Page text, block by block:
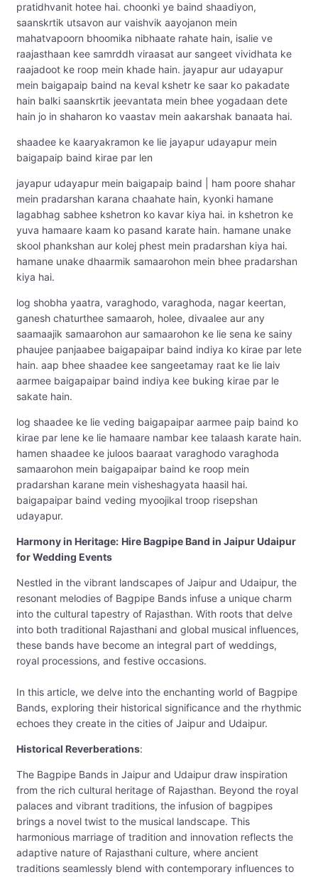
pratidhvanit hotee hai. choonki ye baind shaadiyon,
saanskrtik utsavon aur vaishvik aayojanon mein
mahatvapoorn bhoomika nibhaate rahate hain, isalie ve
raajasthaan kee samrddh viraasat aur sangeet vividhata ke
raajadoot ke roop mein khade hain. jayapur aur udayapur
mein baigapaip baind na keval kshetr ke saar ko pakadate
hain balki saanskrtik jeevantata mein bhee yogadaan dete
hain jo in shaharon ko vaastav mein aakarshak banaata hai.
shaadee ke kaaryakramon ke lie jayapur udayapur mein
baigapaip baind kirae par len
jayapur udayapur mein baigapaip baind | ham poore shahar
mein pradarshan karana chaahate hain, kyonki hamane
lagabhag sabhee kshetron ko kavar kiya hai. in kshetron ke
yuva hamaare kaam ko pasand karate hain. hamane unake
skool phankshan aur kolej phest mein pradarshan kiya hai.
hamane unake dhaarmik samaarohon mein bhee pradarshan
kiya hai.
log shobha yaatra, varaghodo, varaghoda, nagar keertan,
ganesh chaturthee samaaroh, holee, divaalee aur any
saamaajik samaarohon aur samaarohon ke lie sena ke sainy
phaujee panjaabee baigapaipar baind indiya ko kirae par lete
hain. aap bhee shaadee kee sangeetamay raat ke lie laiv
aarmee baigapaipar baind indiya kee buking kirae par le
sakate hain.
log shaadee ke lie veding baigapaipar aarmee paip baind ko
kirae par lene ke lie hamaare nambar kee talaash karate hain.
hamen shaadee ke juloos baaraat varaghodo varaghoda
samaarohon mein baigapaipar baind ke roop mein
pradarshan karane mein visheshagyata haasil hai.
baigapaipar baind veding myoojikal troop risepshan
udayapur.
Harmony in Heritage: Hire Bagpipe Band in Jaipur Udaipur
for Wedding Events
Nestled in the vibrant landscapes of Jaipur and Udaipur, the
resonant melodies of Bagpipe Bands infuse a unique charm
into the cultural tapestry of Rajasthan. With roots that delve
into both traditional Rajasthani and global musical influences,
these bands have become an integral part of weddings,
royal processions, and festive occasions.
In this article, we delve into the enchanting world of Bagpipe
Bands, exploring their historical significance and the rhythmic
echoes they create in the cities of Jaipur and Udaipur.
Historical Reverberations:
The Bagpipe Bands in Jaipur and Udaipur draw inspiration
from the rich cultural heritage of Rajasthan. Beyond the royal
palaces and vibrant traditions, the infusion of bagpipes
brings a novel twist to the musical landscape. This
harmonious marriage of tradition and innovation reflects the
adaptive nature of Rajasthani culture, where ancient
traditions seamlessly blend with contemporary influences to